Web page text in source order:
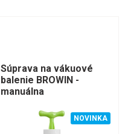
Súprava na vákuové
balenie BROWIN -
manuálna
NOVINKA